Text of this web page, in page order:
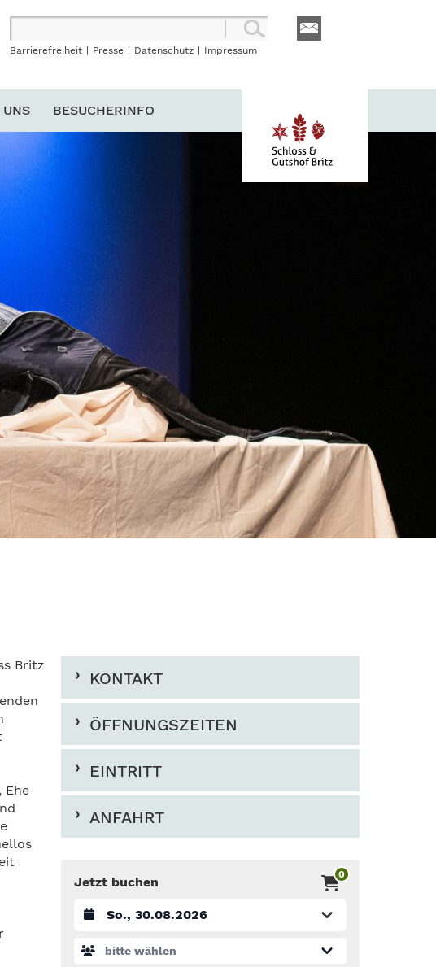
Barrierefreiheit Presse Datenschutz Impressum
UNS BESUCHERINFO
Britz
Ehe
KONTAKT
ÖFFNUNGSZEITEN
EINTRITT
ANFAHRT
Jetzt buchen 0
Datum auswählen
bitte wählen